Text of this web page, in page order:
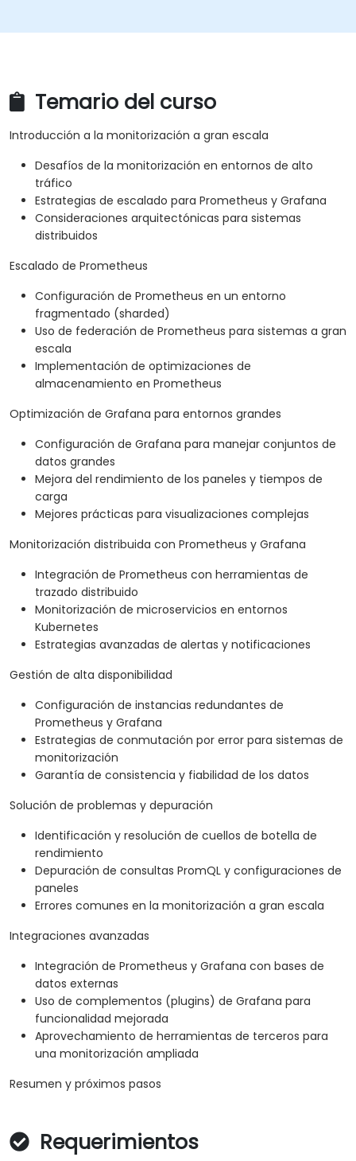
Temario del curso
Introducción a la monitorización a gran escala
Desafíos de la monitorización en entornos de alto
tráfico
Estrategias de escalado para Prometheus y Grafana
Consideraciones arquitectónicas para sistemas
distribuidos
Escalado de Prometheus
Configuración de Prometheus en un entorno
fragmentado (sharded)
Uso de federación de Prometheus para sistemas a gran
escala
Implementación de optimizaciones de
almacenamiento en Prometheus
Optimización de Grafana para entornos grandes
Configuración de Grafana para manejar conjuntos de
datos grandes
Mejora del rendimiento de los paneles y tiempos de
carga
Mejores prácticas para visualizaciones complejas
Monitorización distribuida con Prometheus y Grafana
Integración de Prometheus con herramientas de
trazado distribuido
Monitorización de microservicios en entornos
Kubernetes
Estrategias avanzadas de alertas y notificaciones
Gestión de alta disponibilidad
Configuración de instancias redundantes de
Prometheus y Grafana
Estrategias de conmutación por error para sistemas de
monitorización
Garantía de consistencia y fiabilidad de los datos
Solución de problemas y depuración
Identificación y resolución de cuellos de botella de
rendimiento
Depuración de consultas PromQL y configuraciones de
paneles
Errores comunes en la monitorización a gran escala
Integraciones avanzadas
Integración de Prometheus y Grafana con bases de
datos externas
Uso de complementos (plugins) de Grafana para
funcionalidad mejorada
Aprovechamiento de herramientas de terceros para
una monitorización ampliada
Resumen y próximos pasos
Requerimientos